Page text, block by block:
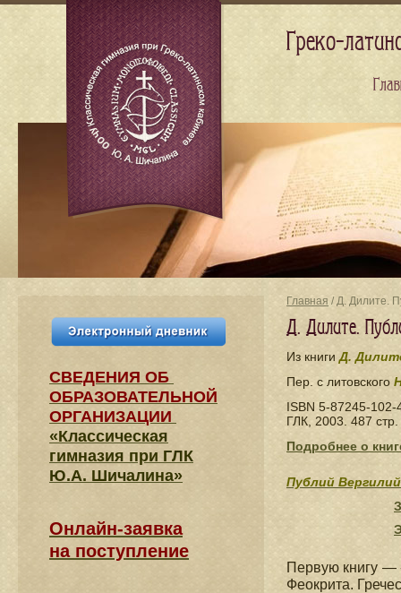
Главная / Д. Дилите.
Д. Дилите.
Из книгиД.
Пер. с литовского
ISBN 5-87245-102-
ГЛК, 2003. 487 стр.
Подробнее о
Публий
Первую книгу —
Феокрита.
СВЕДЕНИЯ​ ОБ
ОБРАЗОВАТЕЛЬНОЙ
ОРГАНИЗАЦИИ
«Классическая
гимназия при ГЛК
Ю.А. Шичалина»
Онлайн-заявка
на поступление
Греко-